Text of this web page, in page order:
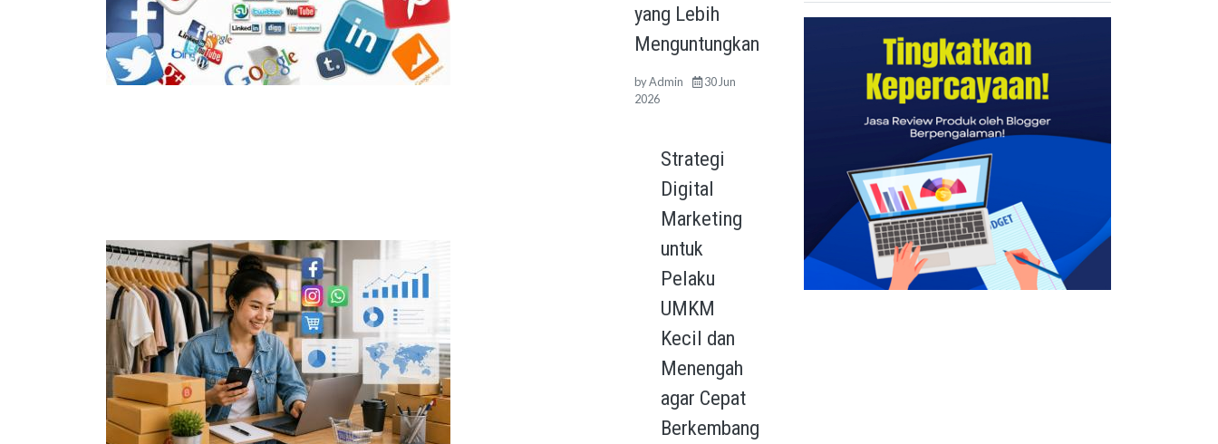
yang Lebih
Menguntungkan
byAdmin
30 Jun
2026
Strategi
Digital
Marketing
untuk
Pelaku
UMKM
Kecil dan
Menengah
agar Cepat
Berkembang